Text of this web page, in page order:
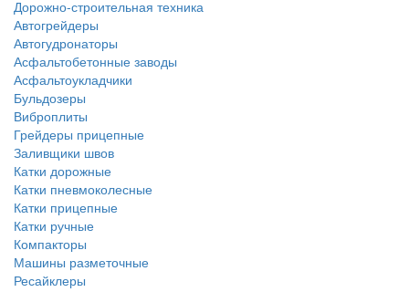
Дорожно-строительная техника
Автогрейдеры
Автогудронаторы
Асфальтобетонные заводы
Асфальтоукладчики
Бульдозеры
Виброплиты
Грейдеры прицепные
Заливщики швов
Катки дорожные
Катки пневмоколесные
Катки прицепные
Катки ручные
Компакторы
Машины разметочные
Ресайклеры